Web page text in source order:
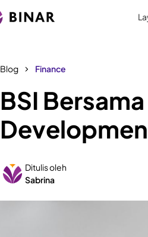
Blog Finance
BSI
Ditulis oleh
Sabrina